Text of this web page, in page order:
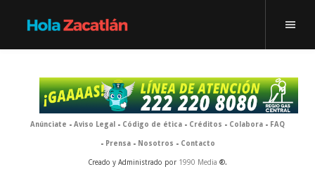
Anúnciate - Aviso Legal - Código de ética - Créditos - Colabora - FAQ
- Prensa- Nosotros - Contacto
Creado y Administrado por 1990 Media ®.